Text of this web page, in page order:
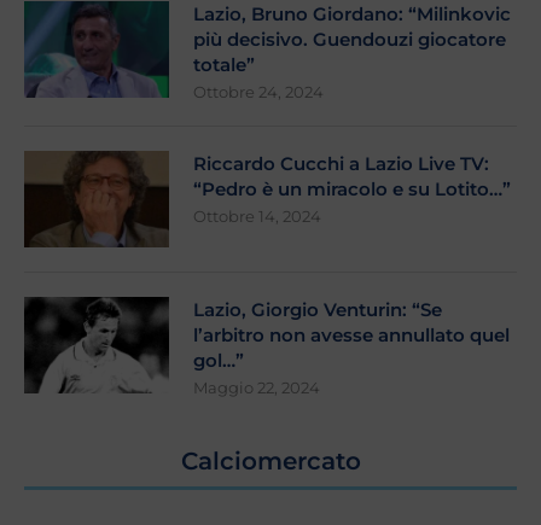
Lazio, Bruno Giordano: “Milinkovic
più decisivo. Guendouzi giocatore
totale”
Ottobre 24, 2024
Riccardo Cucchi a Lazio Live TV:
“Pedro è un miracolo e su Lotito…”
Ottobre 14, 2024
Lazio, Giorgio Venturin: “Se
l’arbitro non avesse annullato quel
gol…”
Maggio 22, 2024
Calciomercato